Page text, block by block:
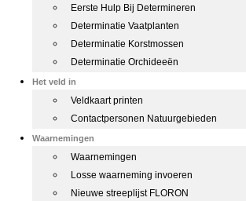
Eerste Hulp Bij Determineren
Determinatie Vaatplanten
Determinatie Korstmossen
Determinatie Orchideeën
Het veld in
Veldkaart printen
Contactpersonen Natuurgebieden
Waarnemingen
Waarnemingen
Losse waarneming invoeren
Nieuwe streeplijst FLORON